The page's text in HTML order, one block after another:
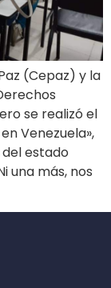
(Cepaz) y la
se realizó el
Venezuela»,
estado
una más, nos